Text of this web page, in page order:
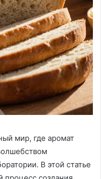
мир, где аромат
В этой статье